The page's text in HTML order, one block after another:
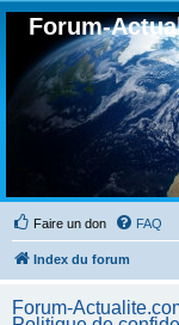
Forum-
Faire un don FAQ
Index du forum
Forum-